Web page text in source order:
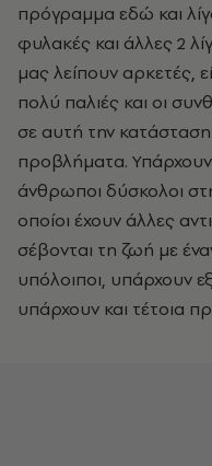
πρόγραμμα εδώ και
φυλακές και άλλες 2
μας λείπουν αρκετές,
πολύ παλιές και οι
σε αυτή την
προβλήματα.
άνθρωποι δύσκολοι
οποίοι έχουν άλλες
σέβονται τη ζωή με
υπόλοιποι, υπάρχουν
υπάρχουν και τέτοια